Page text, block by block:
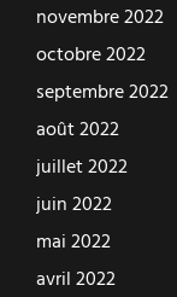
novembre 2022
octobre 2022
septembre 2022
août 2022
juillet 2022
juin 2022
mai 2022
avril 2022